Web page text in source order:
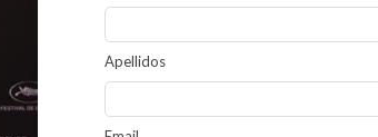
Apellidos